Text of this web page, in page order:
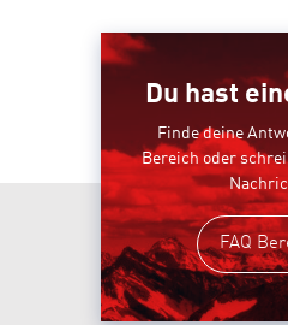
Du hast
Finde deine
Bereich oder
FAQ